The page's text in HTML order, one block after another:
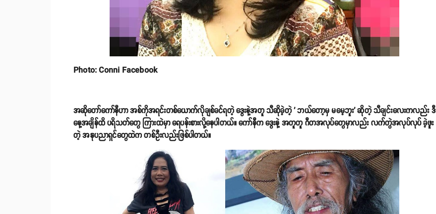
Photo: Conni Facebook
အဆိုတော်ကော်နီဟာ အစ်ကိုအရင်းတစ်ယောက်လိုချစ်ခင်ရတဲ့ ဒွေးနဲ့အတူ သီဆိုခဲ့တဲ့ ' ဘယ်တော့မှ မမေ့ဘူး' ဆိုတဲ့ သီချင်းလေးကလည်း ဒီ
နေ့အချိန်ထိ ပရိသတ်တွေ ကြားထဲမှာ ရေပန်းစားလို့နေပါတယ်။ ကော်နီက ဒွေးနဲ့ အတူတူ ဂီတအလုပ်တွေမှာလည်း လက်တွဲအလုပ်လုပ် ခဲ့ဖူး
တဲ့ အနုပညာရှင်တွေထဲက တစ်ဦးလည်းဖြစ်ပါတယ်။